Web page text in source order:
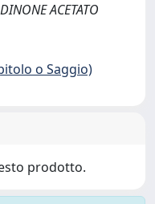
ACETATO
o Saggio)
prodotto.